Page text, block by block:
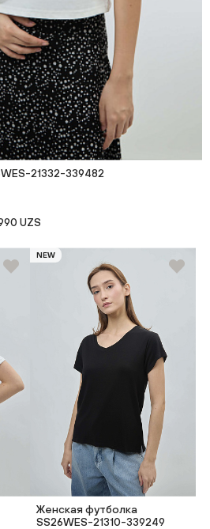
21332-339482
UZS
NEW
Женская футболка
SS26WES-21310-339249